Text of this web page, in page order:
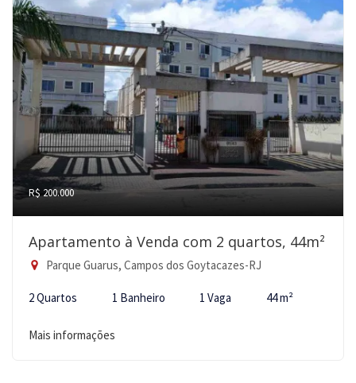
R$ 200.000
Apartamento à Venda com 2 quartos, 44m²
Parque Guarus, Campos dos Goytacazes-RJ
2 Quartos 1 Banheiro 1 Vaga 44 m²
Mais informações